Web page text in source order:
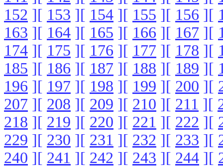
152 ][ 153 ][ 154 ][ 155 ][ 156 ][
163 ][ 164 ][ 165 ][ 166 ][ 167 ][
174 ][ 175 ][ 176 ][ 177 ][ 178 ][
185 ][ 186 ][ 187 ][ 188 ][ 189 ][
196 ][ 197 ][ 198 ][ 199 ][ 200 ][
207 ][ 208 ][ 209 ][ 210 ][ 211 ][
218 ][ 219 ][ 220 ][ 221 ][ 222 ][
229 ][ 230 ][ 231 ][ 232 ][ 233 ][
240 ][ 241 ][ 242 ][ 243 ][ 244 ][